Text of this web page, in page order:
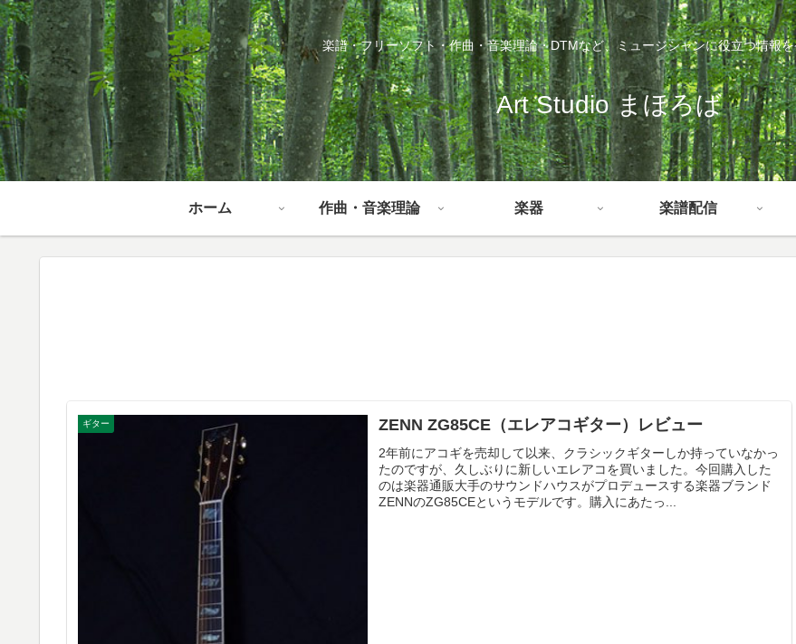
楽譜・フリーソフト・作曲・音楽理論・DTMなど、ミュージシャンに役立つ情報
Art Studio まほろば
ホーム 作曲・音楽理論 楽器 楽譜配信
ギター ZENN ZG85CE（エレアコギター）レビュー
2年前にアコギを売却して以来、クラシックギターしか持っていなかっ
たのですが、久しぶりに新しいエレアコを買いました。今回購入した
のは楽器通販大手のサウンドハウスがプロデュースする楽器ブランド
ZENNのZG85CEというモデルです。購入にあたっ...